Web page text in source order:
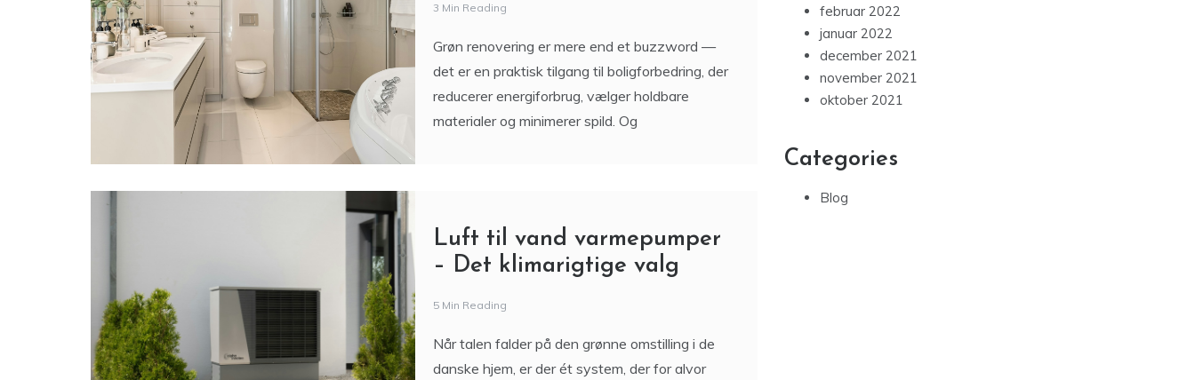
3 Min Reading
Grøn renovering er mere end et buzzword —
det er en praktisk tilgang til boligforbedring, der
reducerer energiforbrug, vælger holdbare
materialer og minimerer spild. Og
Luft til vand varmepumper
– Det klimarigtige valg
5 Min Reading
Når talen falder på den grønne omstilling i de
danske hjem, er der ét system, der for alvor
februar 2022
januar 2022
december 2021
november 2021
oktober 2021
Categories
Blog